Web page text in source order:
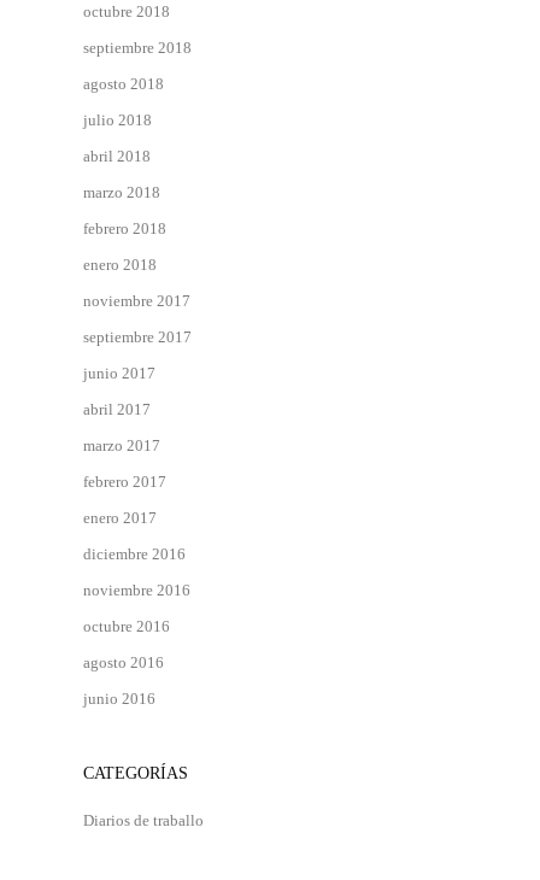
octubre 2018
septiembre 2018
agosto 2018
julio 2018
abril 2018
marzo 2018
febrero 2018
enero 2018
noviembre 2017
septiembre 2017
junio 2017
abril 2017
marzo 2017
febrero 2017
enero 2017
diciembre 2016
noviembre 2016
octubre 2016
agosto 2016
junio 2016
CATEGORÍAS
Diarios de traballo